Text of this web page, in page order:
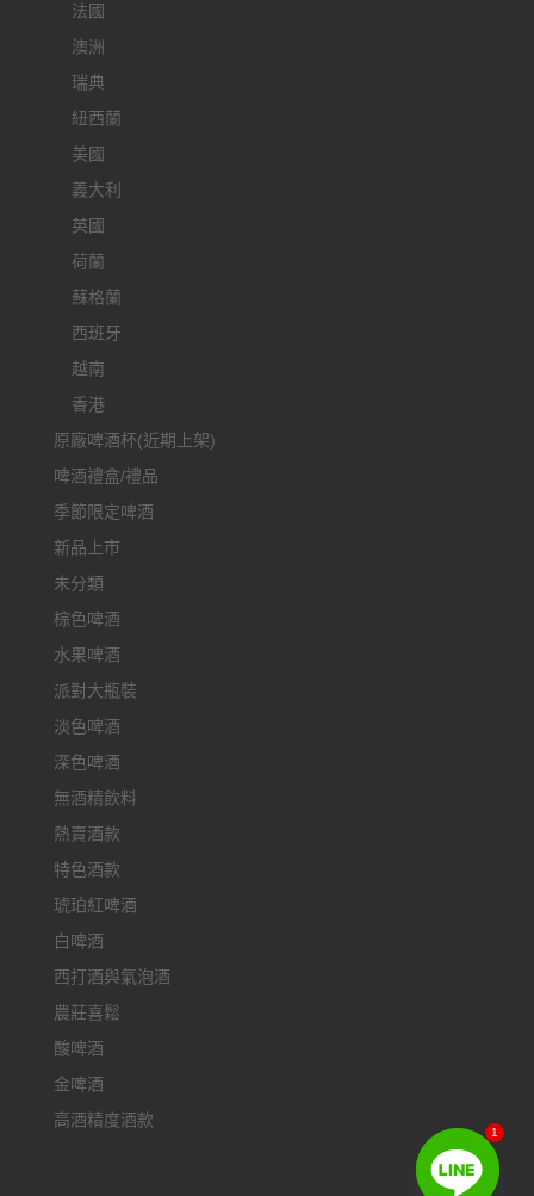
法國
澳洲
瑞典
紐西蘭
美國
義大利
英國
荷蘭
蘇格蘭
西班牙
越南
香港
原廠啤酒杯(近期上架)
啤酒禮盒/禮品
季節限定啤酒
新品上市
未分類
棕色啤酒
水果啤酒
派對大瓶裝
淡色啤酒
深色啤酒
無酒精飲料
熱賣酒款
特色酒款
琥珀紅啤酒
白啤酒
西打酒與氣泡酒
農莊喜鬆
酸啤酒
金啤酒
高酒精度酒款
1